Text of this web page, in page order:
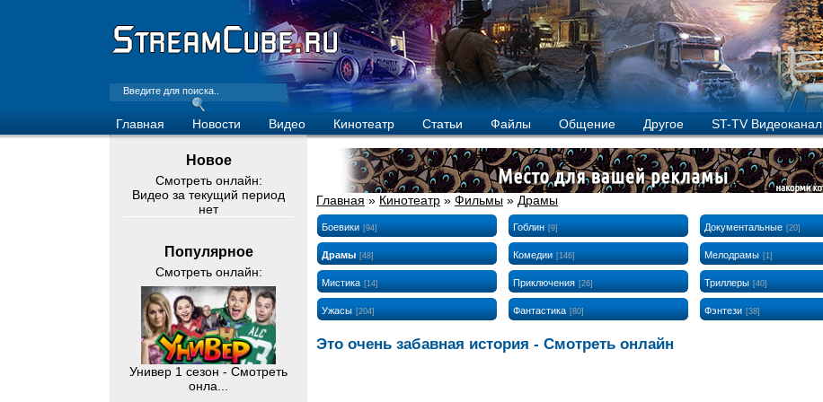
Главная Новости Видео Кинотеатр Статьи Файлы Общение Другое ST-TV Видеоканал
Новое
Смотреть онлайн:
Видео за текущий период
нет
Популярное
Смотреть онлайн:
Универ 1 сезон - Смотреть
онла...
Главная » Кинотеатр » Фильмы » Драмы
Боевики [94] Гоблин [9] Документальные [20]
Драмы [48] Комедии [146] Мелодрамы [1]
Мистика [14] Приключения [26] Триллеры [40]
Ужасы [204] Фантастика [80] Фэнтези [38]
Это очень забавная история - Смотреть онлайн